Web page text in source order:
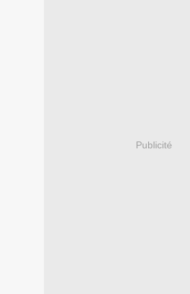
Publicité